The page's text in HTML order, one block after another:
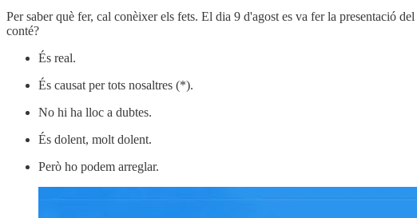
Per saber què fer, cal conèixer els fets. El dia 9 d'agost es va fer la presentació del
conté?
És real.
És causat per tots nosaltres (*).
No hi ha lloc a dubtes.
És dolent, molt dolent.
Però ho podem arreglar.